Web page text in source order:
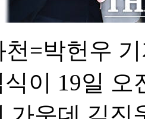
=박헌우
이 19일